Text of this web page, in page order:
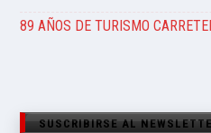
89 AÑOS DE TURISMO
SUSCRIBIRSE AL